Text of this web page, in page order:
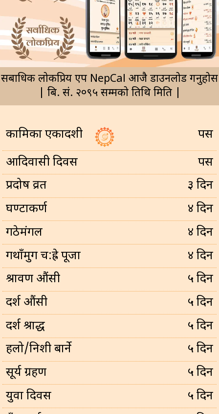
सर्बाधिक लोकप्रिय एप NepCal आजै डाउनलोड गर्नुहोस
| बि. सं. २०९५ सम्मको तिथि मिति |
कामिका एकादशी
पर्सि
आदिवासी दिवस
पर्सि
प्रदोष व्रत
३ दिन
घण्टाकर्ण
४ दिन
गठेमंगल
४ दिन
गथाँमुग च:ह्रे पूजा
४ दिन
श्रावण औंसी
५ दिन
दर्श औंसी
५ दिन
दर्श श्राद्ध
५ दिन
हलो/निशी बार्ने
५ दिन
सूर्य ग्रहण
५ दिन
युवा दिवस
५ दिन